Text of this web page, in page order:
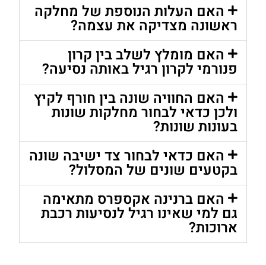
האם העלות הנוספת של מחלקה
ראשונה מצדיקה את עצמה?
האם מומלץ לשלב בין קרון
פנורמי לקרון רגיל באותה נסיעה?
האם החוויה שונה בין חורף לקיץ
ולכן כדאי לבחור מחלקות שונות
בעונות שונות?
האם כדאי לבחור צד ישיבה שונה
בקטעים שונים של המסלול?
האם ברנינה אקספרס מתאימה
גם למי שאינו רגיל לנסיעות רכבת
ארוכות?